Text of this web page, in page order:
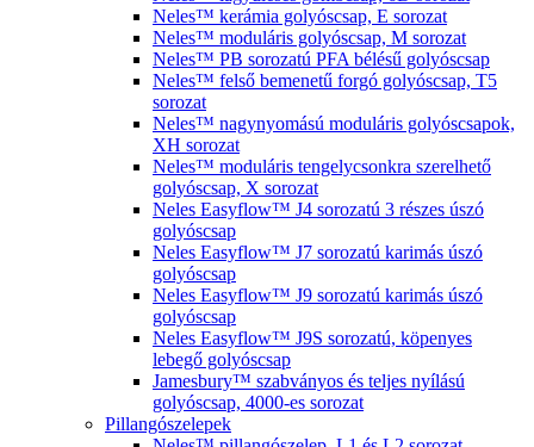
Neles™ kerámia golyóscsap, E sorozat
Neles™ moduláris golyóscsap, M sorozat
Neles™ PB sorozatú PFA bélésű golyóscsap
Neles™ felső bemenetű forgó golyóscsap, T5
sorozat
Neles™ nagynyomású moduláris golyóscsapok,
XH sorozat
Neles™ moduláris tengelycsonkra szerelhető
golyóscsap, X sorozat
Neles Easyflow™ J4 sorozatú 3 részes úszó
golyóscsap
Neles Easyflow™ J7 sorozatú karimás úszó
golyóscsap
Neles Easyflow™ J9 sorozatú karimás úszó
golyóscsap
Neles Easyflow™ J9S sorozatú, köpenyes
lebegő golyóscsap
Jamesbury™ szabványos és teljes nyílású
golyóscsap, 4000-es sorozat
Pillangószelepek